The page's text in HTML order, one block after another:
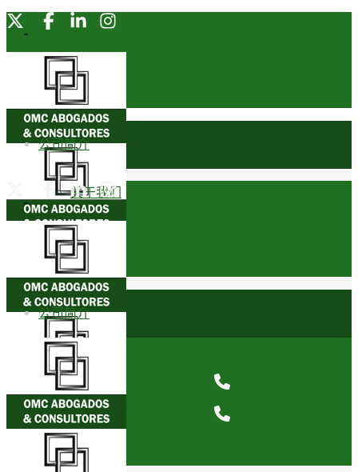
公司简介
关于我们
创始合伙人
荣誉奖项
奖杯
业务领域
知识产权
公司简介
关于我们
创始合伙人
荣誉奖项